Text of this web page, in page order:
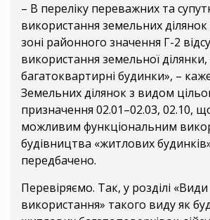
– В переліку переважних та
використання земельних
зоні районного значення Г-2
використання земельної
багатоквартирні будинки», –
Земельних ділянок з видом
призначення 02.01–02.03, 02.10,
можливим функціональним
будівництва «житлових
передбачено.
Перевіряємо. Так, у розділі «Види
використання» такого виду як